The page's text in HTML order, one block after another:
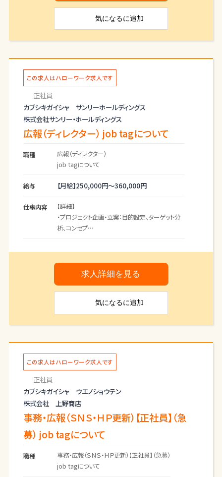
・賃貸住宅入居者向けの住み替え提案・オープン
ハウスの案内・物
件
情報などの不動産関連のチラシ
更なし】
気になるに追加
この求人はハローワーク求人です
正社員
カブシキガイシャ サンリーホールディングス
株式会社サンリー・ホールディングス
広報（ディレクター） job tagについて
職種
広報（ディレクター）
job tagについて
給与 【月給】250,000円～360,000円
仕事内容
【詳細】
・プロジェクト企画・立案：目的設定、ターゲット分
析、コンセプ
・スケジュール管理：進行計画を策定し、納期を遵
守
・予算管理：コスト試算と実績管理
・チームマネジメント：クリエイター、エンジニア、マ
ーケターな
ど関係者間の連携
・品質管理：成果物のクオリティ確認、修正指示
【必要なスキル】
・問題解決力・交渉力 【業務の変更範
囲：変更なし】
求人詳細を見る
気になるに追加
この求人はハローワーク求人です
正社員
カブシキガイシャ ウエノショウテン
株式会社 上野商店
事務・広報（ＳＮＳ・ＨＰ更新）【正社員】（急
募） job tagについて
職種
事務・広報（ＳＮＳ・ＨＰ更新）【正社員】（急募）
job tagについて